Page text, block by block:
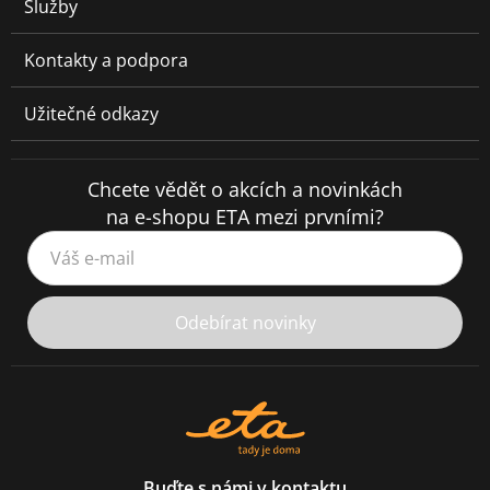
Služby
Kontakty a podpora
Užitečné odkazy
Chcete vědět o akcích a novinkách
na e-shopu ETA mezi prvními?
Váš e-mail
Odebírat novinky